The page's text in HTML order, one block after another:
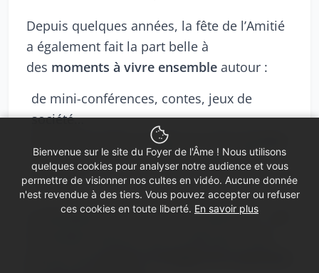
Depuis quelques années, la fête de l’Amitié
a également fait la part belle à
des moments à vivre ensemble autour :
de mini-conférences, contes, jeux de
société…
d’une association invitée qui vient partager
son parcours et son action auprès des
visiteurs
Le deuxième but, tout aussi important … est
Bienvenue sur le site du Foyer de l'Âme ! Nous utilisons
quelques cookies pour analyser notre audience et vous
permettre de visionner nos cultes en vidéo. Aucune donnée
n'est revendue à des tiers. Vous pouvez accepter ou refuser
ces cookies en toute liberté. En savoir plus